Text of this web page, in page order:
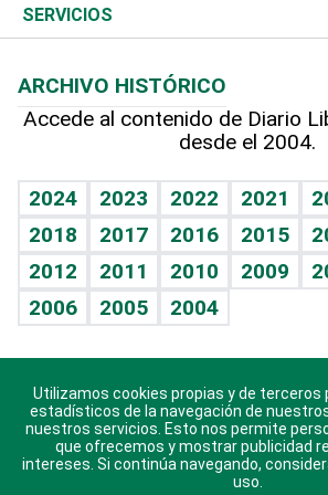
Resto del mundo
Economía personal
Podcast Arte Libre
Hablando con el pediatra
Vida y familia
Eñe
Celebrando la vida
Sin complejos
En pocas palabras
Escuchando al corazón
Economía Personal
Más deportes
Línea de hit
TBT Deportivo
Columnistas
Cambio climático
Opinión
Hecho en casa
Guía del dinero
SERVICIOS
Cumpleaños
Horóscopos
Crucigramas
ARCHIVO HISTÓRICO
Accede al contenido de Diario
desde el 2004.
2024 2023 2022 2021
2018
2017 2016 2015
2012
2011 2010 2009
2006
2005 2004
Descarga nuestras aplicaciones
sistema Huawei.
Utilizamos cookies propias y de terceros
estadísticos de la navegación de
nuestros servicios. Esto nos permite
que ofrecemos y mostrar publicidad
intereses. Si continúa navegando,
uso.